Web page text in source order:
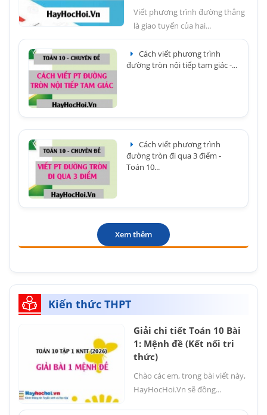
Viết phương trình đường thẳng
là giao tuyến của hai...
Cách viết phương trình
đường tròn nội tiếp tam giác -...
Cách viết phương trình
đường tròn đi qua 3 điểm -
Toán 10...
Xem thêm
Kiến thức THPT
Giải chi tiết Toán 10 Bài
1: Mệnh đề (Kết nối tri
thức)
Chào các em, trong bài viết này,
HayHocHoi.Vn sẽ đồng...